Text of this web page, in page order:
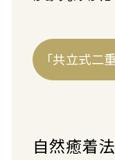
「共立式二
自然癒着法